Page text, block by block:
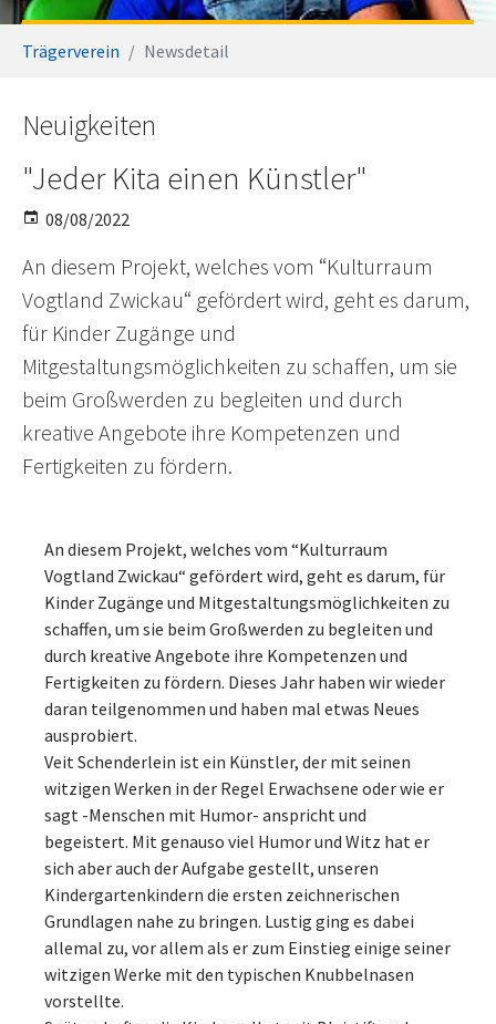
Trägerverein Newsdetail
Neuigkeiten
"Jeder Kita einen Künstler"
08/08/2022
An diesem Projekt, welches vom “Kulturraum
Vogtland Zwickau“ gefördert wird, geht es darum,
für Kinder Zugänge und
Mitgestaltungsmöglichkeiten zu schaffen, um sie
beim Großwerden zu begleiten und durch
kreative Angebote ihre Kompetenzen und
Fertigkeiten zu fördern.
An diesem Projekt, welches vom “Kulturraum
Vogtland Zwickau“ gefördert wird, geht es darum, für
Kinder Zugänge und Mitgestaltungsmöglichkeiten zu
schaffen, um sie beim Großwerden zu begleiten und
durch kreative Angebote ihre Kompetenzen und
Fertigkeiten zu fördern. Dieses Jahr haben wir wieder
daran teilgenommen und haben mal etwas Neues
ausprobiert.
Veit Schenderlein ist ein Künstler, der mit seinen
witzigen Werken in der Regel Erwachsene oder wie er
sagt -Menschen mit Humor- anspricht und
begeistert. Mit genauso viel Humor und Witz hat er
sich aber auch der Aufgabe gestellt, unseren
Kindergartenkindern die ersten zeichnerischen
Grundlagen nahe zu bringen. Lustig ging es dabei
allemal zu, vor allem als er zum Einstieg einige seiner
witzigen Werke mit den typischen Knubbelnasen
vorstellte.